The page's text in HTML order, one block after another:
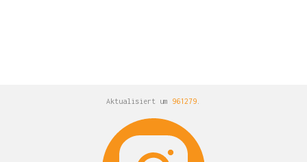
Aktualisiert um 961279